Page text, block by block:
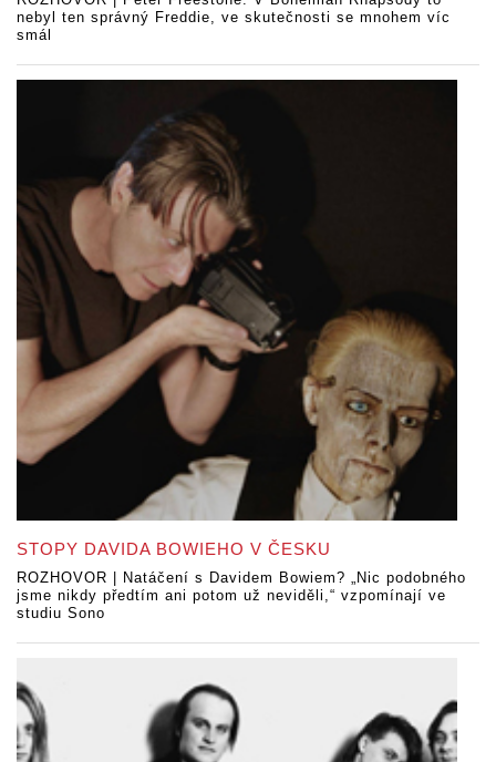
nebyl ten správný Freddie, ve skutečnosti se mnohem víc
smál
STOPY DAVIDA BOWIEHO V ČESKU
ROZHOVOR | Natáčení s Davidem Bowiem? „Nic podobného
jsme nikdy předtím ani potom už neviděli,“ vzpomínají ve
studiu Sono